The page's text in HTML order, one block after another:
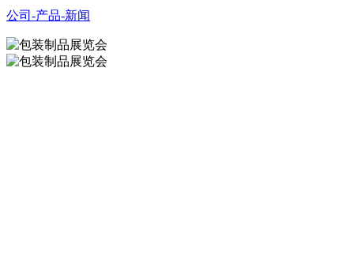
公司-产品-新闻